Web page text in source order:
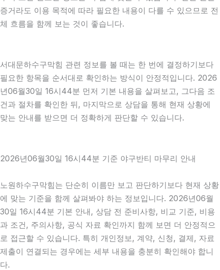
증거라도 이용 목적에 따라 필요한 내용이 다를 수 있으므로 전
체 흐름을 함께 보는 것이 좋습니다.
서대문하수구막힘 관련 정보를 볼 때는 한 번에 결정하기보다
필요한 항목을 순서대로 확인하는 방식이 안정적입니다. 2026
년06월30일 16시44분 먼저 기본 내용을 살펴보고, 그다음 조
건과 절차를 확인한 뒤, 마지막으로 상담을 통해 현재 상황에
맞는 안내를 받으면 더 정확하게 판단할 수 있습니다.
2026년06월30일 16시44분 기준 야구반티 마무리 안내
노원하수구막힘는 단순히 이름만 보고 판단하기보다 현재 상황
에 맞는 기준을 함께 살펴봐야 하는 정보입니다. 2026년06월
30일 16시44분 기본 안내, 상담 전 준비사항, 비교 기준, 비용
과 조건, 주의사항, 공식 자료 확인까지 함께 보면 더 안정적으
로 접근할 수 있습니다. 특히 개인정보, 계약, 신청, 결제, 자료
제출이 연결되는 경우에는 세부 내용을 충분히 확인해야 합니
다.